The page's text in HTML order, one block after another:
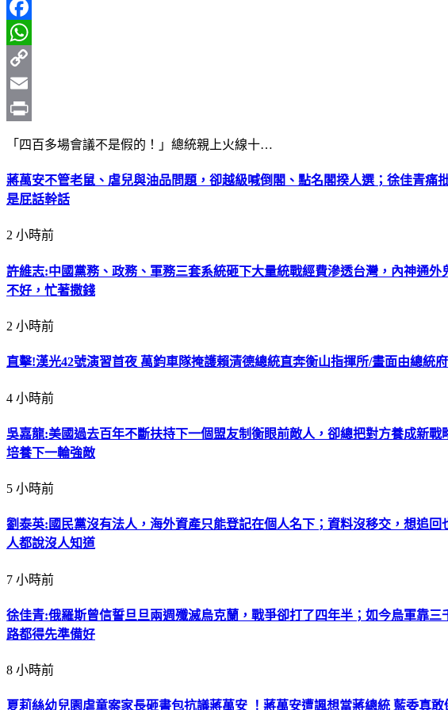
Line
Facebook
WhatsApp
Copy
Link
Email
「四百多場會議不是假的！」總統親上火線十…
蔣萬安不管老鼠、虐兒與油品問題，卻越級喊倒閣、點名閣揆人選；徐佳青
是屁話幹話
2 小時前
許維志:中國黨務、政務、軍務三套系統砸下大量統戰經費滲透台灣，內神通
不好，忙著撒錢
2 小時前
直擊!漢光42號演習首夜 萬鈞車隊掩護賴清德總統直奔衡山指揮所/畫面由總統
4 小時前
吳嘉龍:美國過去百年不斷扶持下一個盟友制衡眼前敵人，卻總把對方養成新
培養下一輪強敵
5 小時前
劉泰英:國民黨沒有法人，海外資產只能登記在個人名下；資料沒移交，想追
人都說沒人知道
7 小時前
徐佳青:俄羅斯曾信誓旦旦兩週殲滅烏克蘭，戰爭卻打了四年半；如今烏軍靠
路都得先準備好
8 小時前
夏莉絲幼兒園虐童案家長砸書包抗議蔣萬安 ！蔣萬安遭諷想當蔣總統 藍委真